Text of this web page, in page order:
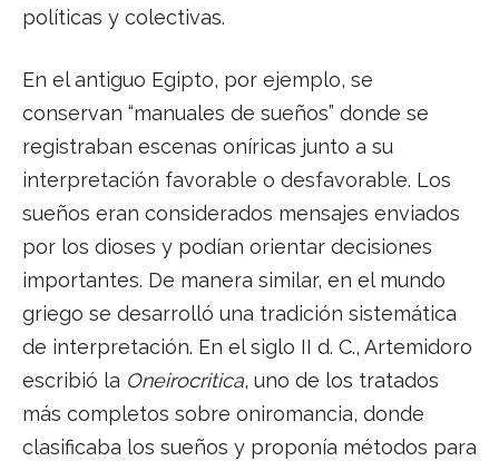
políticas y colectivas.
En el antiguo Egipto, por ejemplo, se
conservan “manuales de sueños” donde se
registraban escenas oníricas junto a su
interpretación favorable o desfavorable. Los
sueños eran considerados mensajes enviados
por los dioses y podían orientar decisiones
importantes. De manera similar, en el mundo
griego se desarrolló una tradición sistemática
de interpretación. En el siglo II d. C., Artemidoro
escribió la Oneirocritica, uno de los tratados
más completos sobre oniromancia, donde
clasificaba los sueños y proponía métodos para